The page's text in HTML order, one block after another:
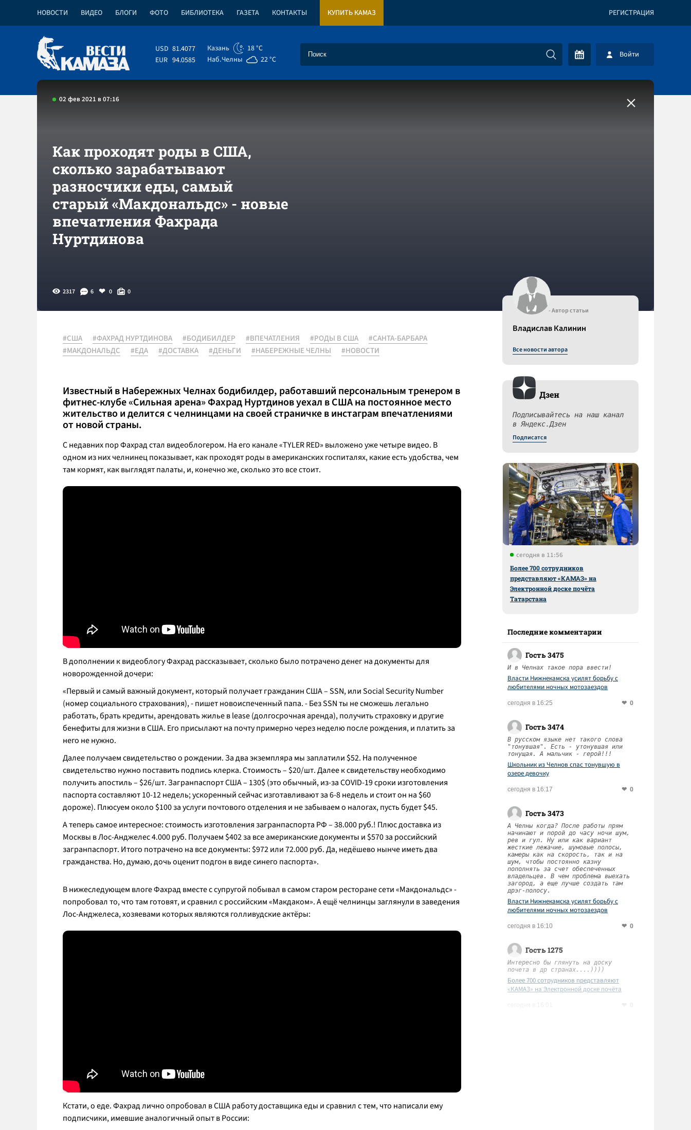
НОВОСТИ ВИДЕО БЛОГИ ФОТО БИБЛИОТЕКА ГАЗЕТА КОНТАКТЫ КУПИТЬ КАМАЗ РЕГИСТРАЦИЯ
USD 81.4077
EUR 94.0585
Казань
18 °C
Наб.Челны
22 °C Войти
02 фев 2021 в 07:16
Как проходят роды в США,
сколько зарабатывают
разносчики еды, самый
старый «Макдональдс» - новые
впечатления Фахрада
Нуртдинова
2317 6 0 0
#США #ФАХРАД НУРТДИНОВА #БОДИБИЛДЕР #ВПЕЧАТЛЕНИЯ #РОДЫ В США
#САНТА-БАРБАРА
#МАКДОНАЛЬДС
#ЕДА #ДОСТАВКА #ДЕНЬГИ #НАБЕРЕЖНЫЕ ЧЕЛНЫ #НОВОСТИ
Известный в Набережных Челнах бодибилдер, работавший персональным тренером в
фитнес-клубе «Сильная арена» Фахрад Нуртдинов уехал в США на постоянное место
жительство и делится с челнинцами на своей страничке в инстаграм впечатлениями
от новой страны.
С недавних пор Фахрад стал видеоблогером. На его канале «TYLER RED» выложено уже четыре видео. В
одном из них челнинец показывает, как проходят роды в американских госпиталях, какие есть удобства, чем
там кормят, как выглядят палаты, и, конечно же, сколько это все стоит.
В дополнении к видеоблогу Фахрад рассказывает, сколько было потрачено денег на документы для
новорожденной дочери:
«Первый и самый важный документ, который получает гражданин США – SSN, или Social Security Number
(номер социального страхования),- пишет новоиспеченный папа. -Без SSN ты не сможешь легально
работать, брать кредиты, арендовать жилье в lease (долгосрочная аренда), получить страховку и другие
бенефиты для жизни в США. Его присылают на почту примерно через неделю после рождения, и платить за
него не нужно.
Далее получаем свидетельство о рождении. За два экземпляра мы заплатили $52. На полученное
свидетельство нужно поставить подпись клерка. Стоимость – $20/шт. Далее к свидетельству необходимо
получить апостиль – $26/шт. Загранпаспорт США – 130$ (это обычный, из-за COVID-19 сроки изготовления
паспорта составляют 10-12 недель; ускоренный сейчас изготавливают за 6-8 недель и стоит он на $60
дороже). Плюсуем около $100 за услуги почтового отделения и не забываем о налогах, пусть будет $45.
А теперь самое интересное: стоимость изготовления загранпаспорта РФ – 38.000 руб.! Плюс доставка из
Москвы в Лос-Анджелес 4.000 руб. Получаем $402 за все американские документы и $570 за российский
загранпаспорт. Итого потрачено на все документы: $972 или 72.000 руб. Да, недёшево нынче иметь два
гражданства. Но, думаю, дочь оценит подгон в виде синего паспорта».
В нижеследующем влоге Фахрад вместе с супругой побывал в самом старом ресторане сети «Макдональдс» -
попробовал то, что там готовят, и сравнил с российским «Макдаком». А ещё челнинцы заглянули в заведения
Лос-Анджелеса, хозяевами которых являются голливудские актёры:
Кстати, о еде. Фахрад лично опробовал в США работу доставщика еды и сравнил с тем, что написали ему
подписчики, имевшие аналогичный опыт в России:
- Автор статьи
Владислав Калинин
Все новости автора
Дзен
Подписывайтесь на наш канал
в Яндекс.Дзен
Подписатся
сегодня в 11:56
Более 700 сотрудников
представляют «КАМАЗ» на
Электронной доске почёта
Татарстана
Последние комментарии
Гость 3475
И в Челнах такое пора ввести!
Власти Нижнекамска усилят борьбу с
любителями ночных мотозаездов
сегодня в 16:25 0
Гость 3474
В русском языке нет такого слова
"тонувшая". Есть - утонувшая или
тонущая. А мальчик - герой!!!
Школьник из Челнов спас тонувшую в
озере девочку
сегодня в 16:17 0
Гость 3473
А Челны когда? После работы прям
начинают и порой до часу ночи шум,
рев и гул. Ну или как вариант
жесткие лежачие, шумовые полосы,
камеры как на скорость, так и на
шум, чтобы постоянно казну
пополнять за счет обеспеченных
владельцев. В чем проблема выехать
загород, а еще лучше создать там
дрэг-полосу.
Власти Нижнекамска усилят борьбу с
любителями ночных мотозаездов
сегодня в 16:10 0
Гость 1275
Интересно бы глянуть на доску
почета в др странах....))))
Более 700 сотрудников представляют
«КАМАЗ» на Электронной доске почёта